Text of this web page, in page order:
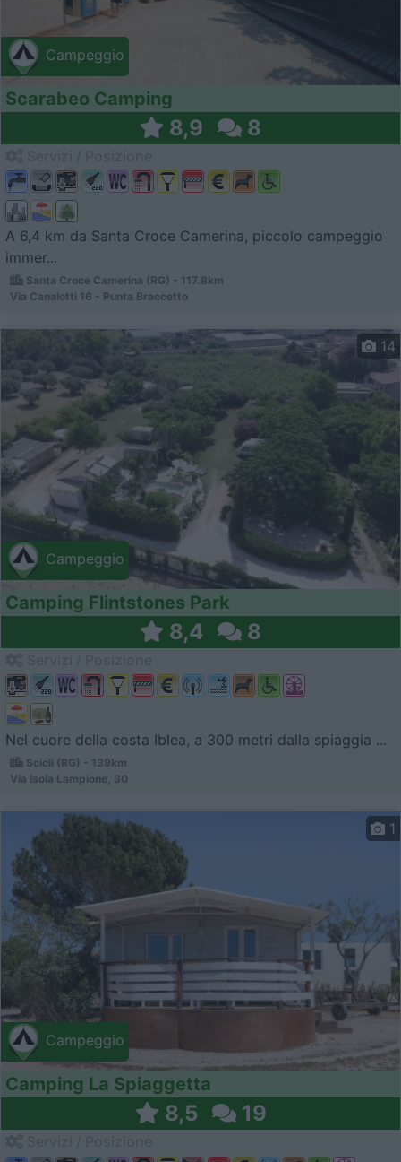
Campeggio
Scarabeo Camping
8,9 8
A 6,4 km da Santa Croce Camerina, piccolo campeggio
immer...
Santa Croce Camerina (RG) - 117.8km
Via Canalotti 16 - Punta Braccetto
Campeggio
14
Camping Flintstones Park
8,4 8
Nel cuore della costa Iblea, a 300 metri dalla spiaggia ...
Scicli (RG) - 139km
Via Isola Lampione, 30
Campeggio
1
Camping La Spiaggetta
8,5 19